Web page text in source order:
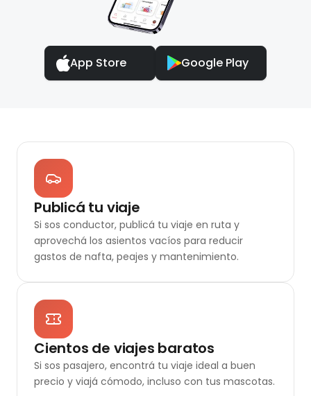
App Store Google Play
Publicá tu viaje
Si sos conductor, publicá tu viaje en ruta y
aprovechá los asientos vacíos para reducir
gastos de nafta, peajes y mantenimiento.
Cientos de viajes baratos
Si sos pasajero, encontrá tu viaje ideal a buen
precio y viajá cómodo, incluso con tus mascotas.